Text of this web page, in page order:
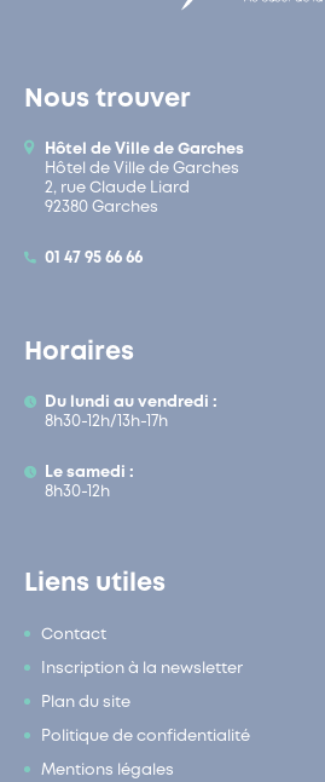
Nous trouver
Hôtel de Ville de Garches
Hôtel de Ville de Garches
2, rue Claude Liard
92380 Garches
01 47 95 66 66
Horaires
Du lundi au vendredi :
8h30-12h/13h-17h
Le samedi :
8h30-12h
Liens utiles
Contact
Inscription à la newsletter
Plan du site
Politique de confidentialité
Mentions légales